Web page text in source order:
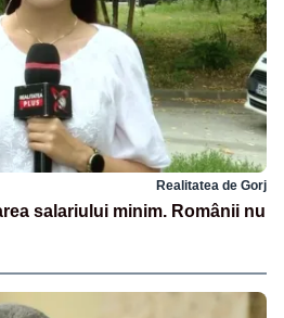
Realitatea de Gorj
salariului minim. Românii nu